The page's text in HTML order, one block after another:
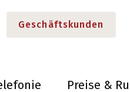
Geschäftskunden
Preise &